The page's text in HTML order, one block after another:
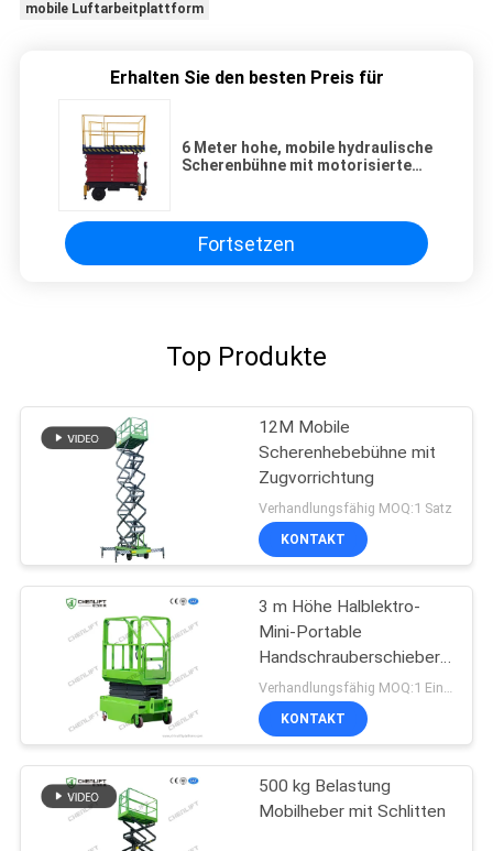
mobile Luftarbeitplattform
Erhalten Sie den besten Preis für
6 Meter hohe, mobile hydraulische
Scherenbühne mit motorisiertem
Fortsetzen
Top Produkte
12M Mobile
Scherenhebebühne mit
Zugvorrichtung
Verhandlungsfähig MOQ:1 Satz
KONTAKT
3 m Höhe Halblektro-
Mini-Portable
Handschrauberschieber
für Lager
KONTAKT
500 kg Belastung
Mobilheber mit Schlitten